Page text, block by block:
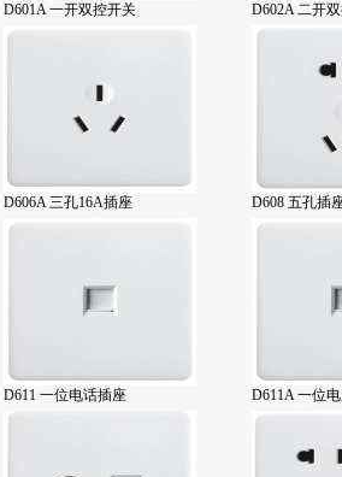
D601A 一开双控开关 D602A 二开
D606A 三孔16A插座 D608 五孔插
D611 一位电话插座 D611A 一位